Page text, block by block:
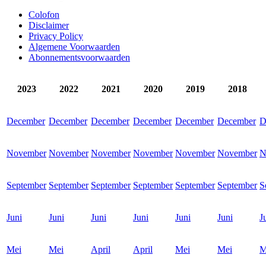
Colofon
Disclaimer
Privacy Policy
Algemene Voorwaarden
Abonnementsvoorwaarden
2023 2022 2021 2020 2019 2018
December December December December December December
November November November November November November
September September September September September September
Juni Juni Juni Juni Juni Juni
Mei Mei April April Mei Mei